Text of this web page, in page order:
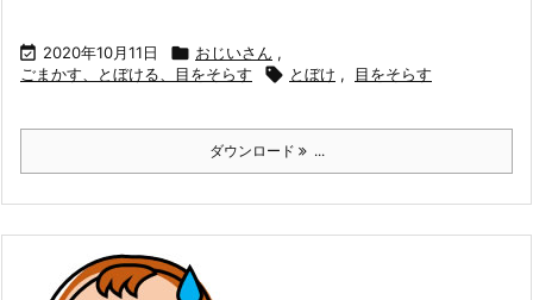
 2020年10月11日  おじいさん ,
ごまかす、とぼける、目をそらす
 とぼけ , 目をそらす
ダウンロード ...